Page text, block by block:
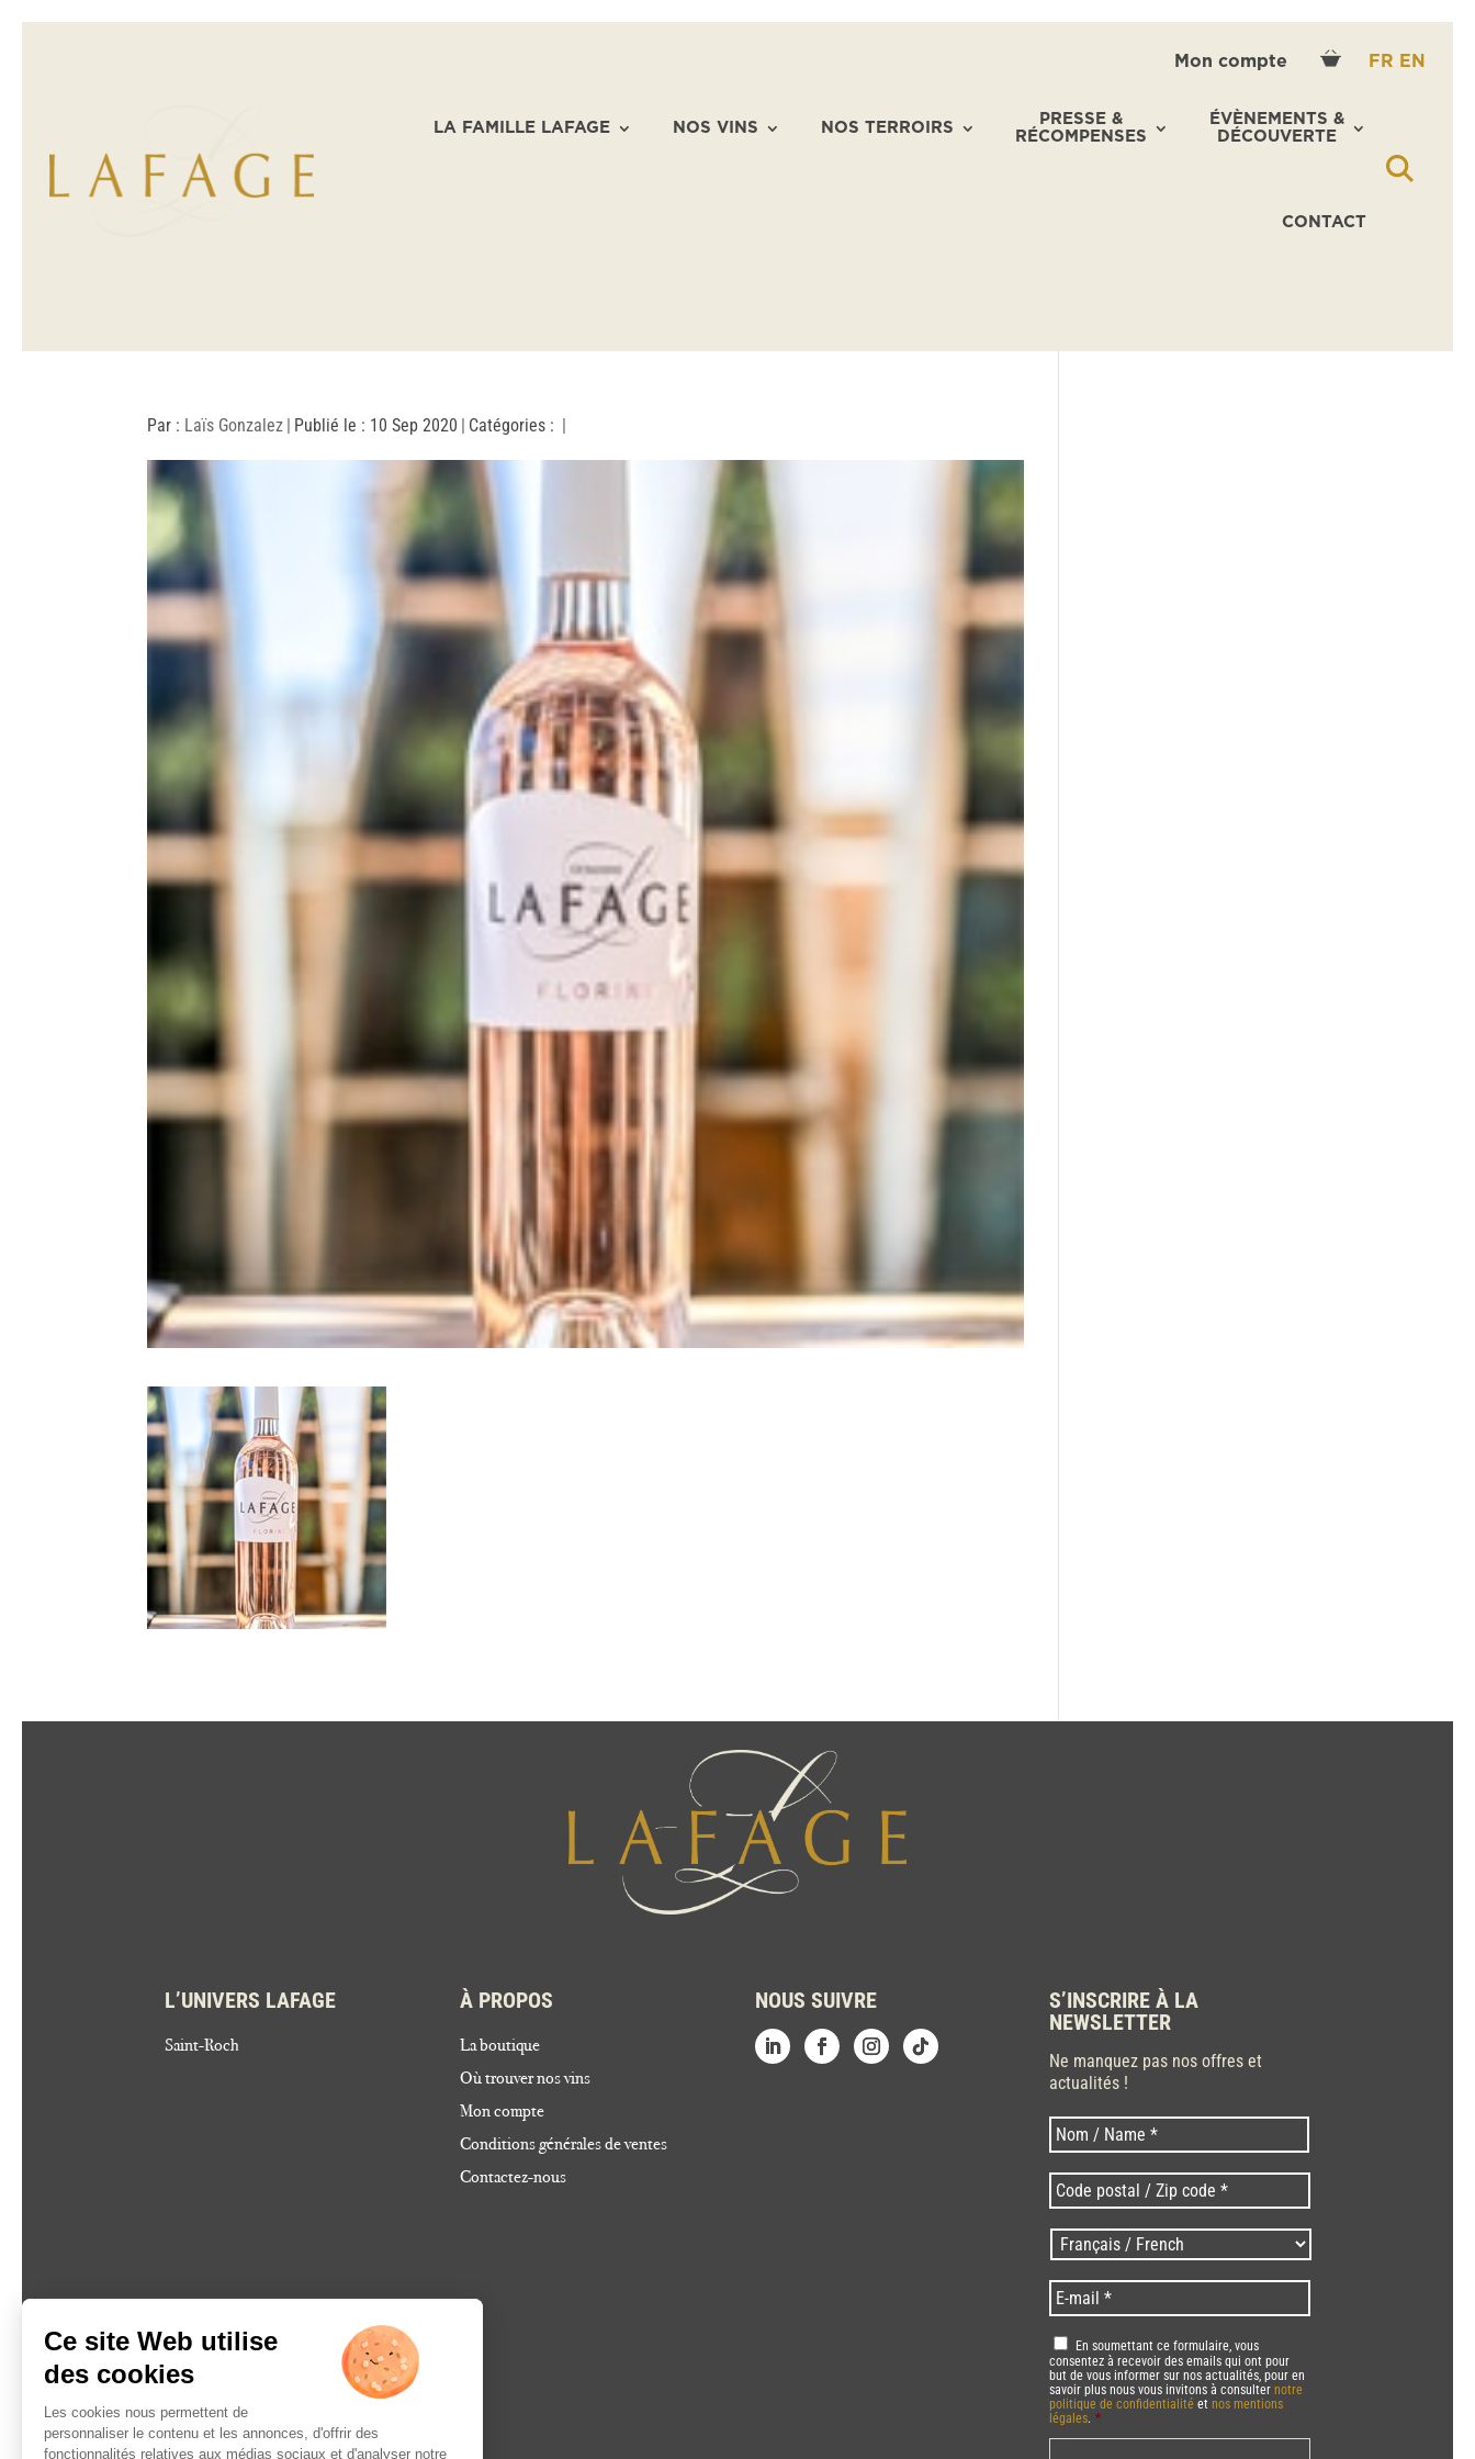
Mon compte FR EN
LA FAMILLE LAFAGE NOS VINS NOS TERROIRS
PRESSE &
RÉCOMPENSES
ÉVÈNEMENTS &
DÉCOUVERTE
CONTACT
Par : Laïs Gonzalez | Publié le : 10 Sep 2020 | Catégories : |
L’UNIVERS LAFAGE
Saint-Roch
À PROPOS
La boutique
Où trouver nos vins
Mon compte
Conditions générales de ventes
Contactez-nous
NOUS SUIVRE
S’INSCRIRE À LA
NEWSLETTER
Ne manquez pas nos offres et
actualités !
Nom * Nom
Code
postal
/
Zip
* *
Langues
/
Language *
E-
mail *
RGPD *
En soumettant ce formulaire, vous
consentez à recevoir des emails qui ont pour
but de vous informer sur nos actualités, pour en
savoir plus nous vous invitons à consulternotre
politique de confidentialité etnos mentions
légales. *